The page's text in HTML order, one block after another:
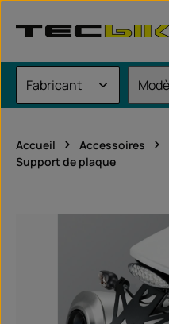
Accueil Accessoires
Support de plaque